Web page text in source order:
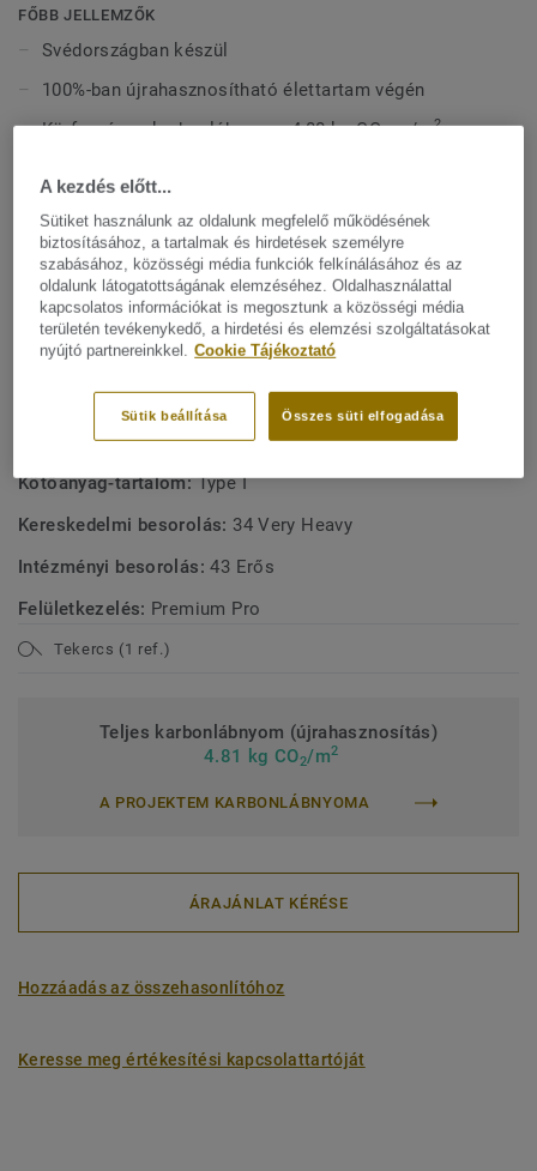
Spirit visszafogottabb, alacsony kontrasztú megjelenést
kínál meleg és hideg neutrális, valamint friss színek
palettáján. Mindkét design irányfüggetlen mintázattal
rendelkezik, így rugalmasan alakítható a terek hangulata és
funkcionalitása, azok felhasználásától függetlenül.
FŐBB JELLEMZŐK
Svédországban készül
100%-ban újrahasznosítható élettartam végén
Körforgásos karbonlábnyom: 4,80 kg CO eq/m2
Átlagosan 25% újrahasznosított tartalom
Premium Pro felület a könnyebb karbantartásért és jobb
ellenállásért
Színben passzoló hegesztőzsinórok a tökéletes
kivitelezéshez
MŰSZAKI ÉS KÖRNYEZETVÉDELMI ELŐÍRÁSOK
Terméktípus:Homogén PVC padlóburkolat
Kötőanyag-tartalom:Type I
Kereskedelmi besorolás: 34 Very Heavy
Intézményi besorolás:43 Erős
Felületkezelés: Premium Pro
Tekercs (1 ref.)
Teljes karbonlábnyom (újrahasznosítás)
4.81 kg CO2/m2
A PROJEKTEM KARBONLÁBNYOMA
ÁRAJÁNLAT KÉRÉSE
Hozzáadás az összehasonlítóhoz
Keresse meg értékesítési kapcsolattartóját
A kezdés előtt...
Sütiket használunk az oldalunk megfelelő működésének
biztosításához, a tartalmak és hirdetések személyre
szabásához, közösségi média funkciók felkínálásához és az
oldalunk látogatottságának elemzéséhez. Oldalhasználattal
kapcsolatos információkat is megosztunk a közösségi média
területén tevékenykedő, a hirdetési és elemzési szolgáltatásokat
nyújtó partnereinkkel. Cookie Tájékoztató
Összes süti elfogadása
Sütik beállítása